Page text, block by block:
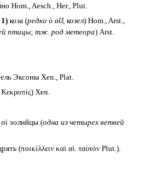
Hom., Aesch., Her., Plut.
1)коза (редко ὁ αἴξ козел) Hom., Arst.,
птицы; тж. род метеора) Arst.
Эксоны Xen., Plat.
Xen.
эолийцы (одна из четырех ветвей
(ποικίλλειν καὶ αἰ. ταὐτόν Plut.).